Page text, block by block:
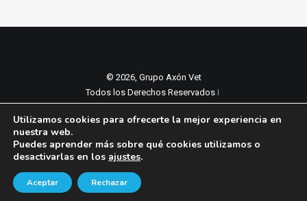
© 2026, Grupo Axón Vet
Todos los Derechos Reservados ǀ
Política de cookies
Utilizamos cookies para ofrecerte la mejor experiencia en
nuestra web.
Puedes aprender más sobre qué cookies utilizamos o
desactivarlas en los ajustes.
Aceptar Rechazar